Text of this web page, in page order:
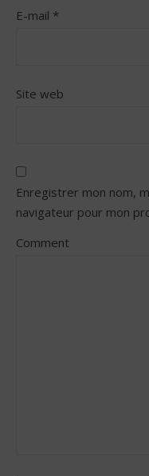
E-mail *
Site web
Enregistrer mon nom,
navigateur pour mon
Comment